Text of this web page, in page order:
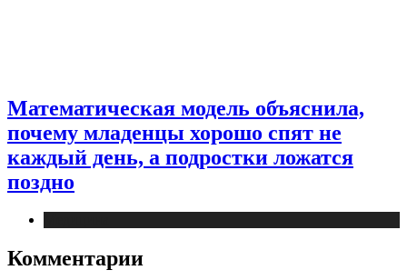
Математическая модель объяснила,
почему младенцы хорошо спят не
каждый день, а подростки ложатся
поздно
Комментарии